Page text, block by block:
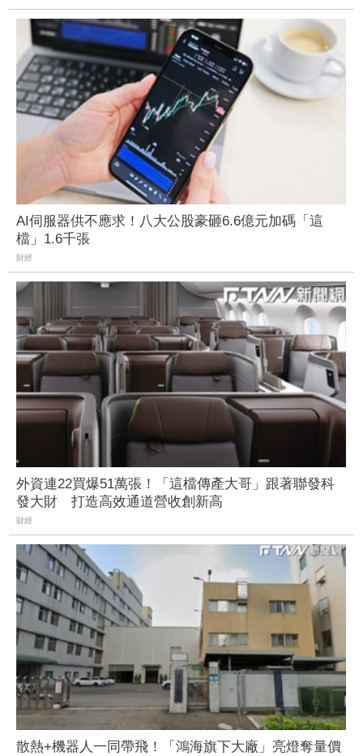
AI伺服器供不應求！八大公股豪砸6.6億元加碼「這
檔」1.6千張
財經
外資連22買爆51萬張！「這檔傳產大哥」跟著聯發科
發大財 打造高效通道營收創新高
財經
散熱+機器人一同帶飛！「鴻海旗下大廠」亮燈奪量價